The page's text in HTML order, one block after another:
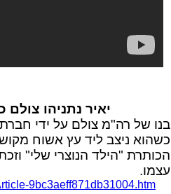
יאיר נתניהו
בנו של רה"מ צולם על ידי
כשהוא ניצב ליד עץ אשוח
עצמו.
9bc3aeff871db31004.htm